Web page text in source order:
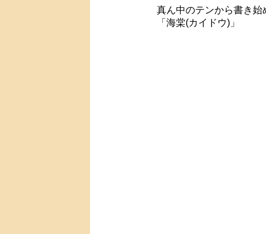
真ん中のテンから書き始
「海棠(カイドウ)」